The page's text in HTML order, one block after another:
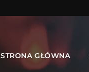
STRONA GŁÓWNA